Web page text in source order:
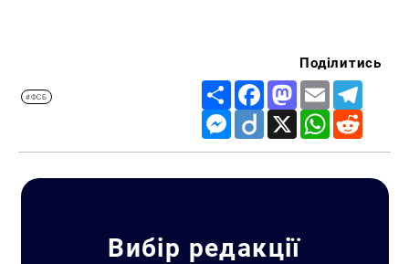
#ФСБ
Поділитись
Share FacebookMastodon
Email
Messenger
Diigo X WhatsApp
Вибір редакції